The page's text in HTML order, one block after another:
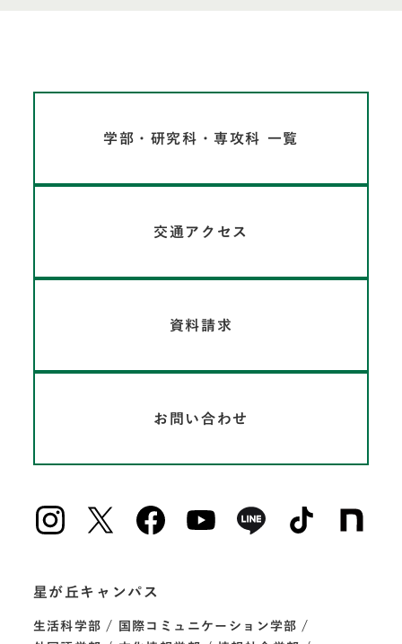
学部・研究科・専攻科 一覧
交通アクセス
資料請求
お問い合わせ
星が丘キャンパス
生活科学部
国際コミュニケーション学部